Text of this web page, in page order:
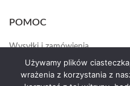
POMOC
Wysyłki i zamówienia
Jak założyć konto
Używamy plików
wrażenia z korzystania z